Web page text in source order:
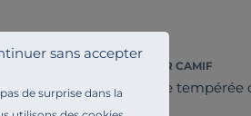
de surprise dans la
sans accepter
cm Twist
COSI PAR CAMIF
Couette tempérée